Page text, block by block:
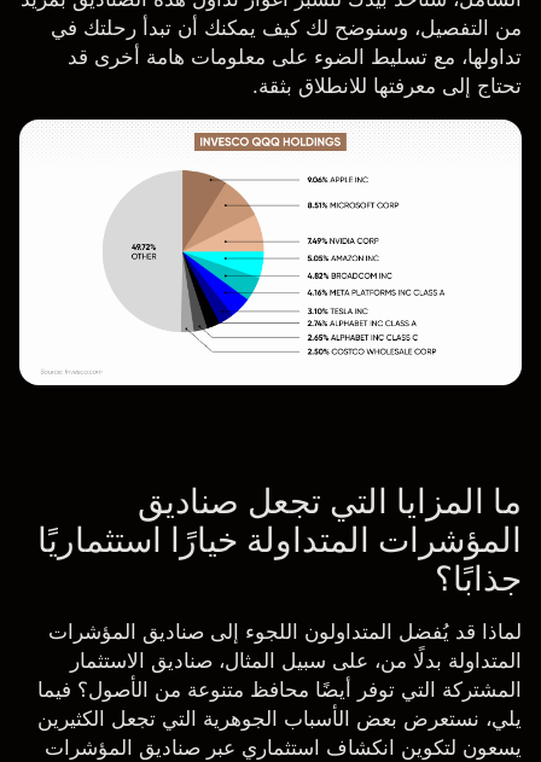
من التفصيل، وسنوضح لك كيف يمكنك أن تبدأ رحلتك في
تداولها، مع تسليط الضوء على معلومات هامة أخرى قد
تحتاج إلى معرفتها للانطلاق بثقة.
ما المزايا التي تجعل صناديق
المؤشرات المتداولة خيارًا استثماريًا
جذابًا؟
لماذا قد يُفضل المتداولون اللجوء إلى صناديق المؤشرات
المتداولة بدلًا من، على سبيل المثال، صناديق الاستثمار
المشتركة التي توفر أيضًا محافظ متنوعة من الأصول؟ فيما
يلي، نستعرض بعض الأسباب الجوهرية التي تجعل الكثيرين
يسعون لتكوين انكشاف استثماري عبر صناديق المؤشرات